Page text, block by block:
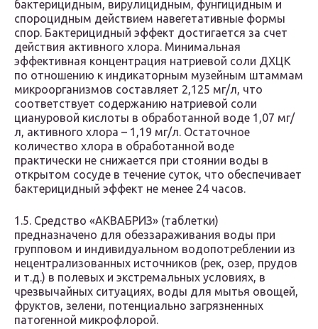
бактерицидным, вирулицидным, фунгицидным и
спороцидным действием навегетативные формы
спор. Бактерицидный эффект достигается за счет
действия активного хлора. Минимальная
эффективная концентрация натриевой соли ДХЦК
по отношению к индикаторным музейным штаммам
микроорганизмов составляет 2,125 мг/л, что
соответствует содержанию натриевой соли
циануровой кислоты в обработанной воде 1,07 мг/
л, активного хлора – 1,19 мг/л. Остаточное
количество хлора в обработанной воде
практически не снижается при стоянии воды в
открытом сосуде в течение суток, что обеспечивает
бактерицидный эффект не менее 24 часов.
1.5. Средство «АКВАБРИЗ» (таблетки)
предназначено для обеззараживания воды при
групповом и индивидуальном водопотреблении из
нецентрализованных источников (рек, озер, прудов
и т.д.) в полевых и экстремальных условиях, в
чрезвычайных ситуациях, воды для мытья овощей,
фруктов, зелени, потенциально загрязненных
патогенной микрофлорой.